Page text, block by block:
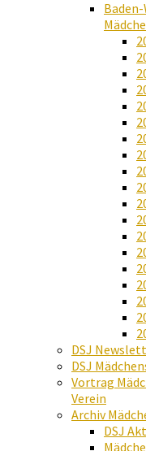
DSJ
DSJ
Vortrag
Verein
Archiv
DSJ